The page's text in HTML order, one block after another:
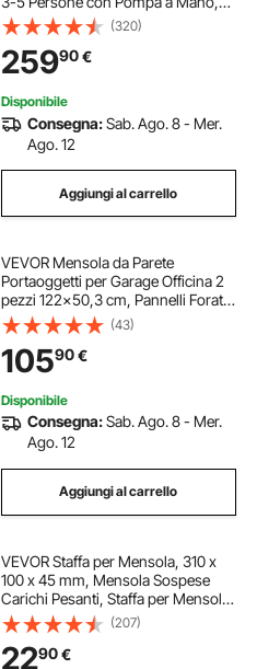
Tenda da Glamping 300D Oxford 4
Stagioni con Jack per Stufa, 2 Porte
e 2 Finestre a Rete, Borsa
Portaoggetti
(320)
25990€
Disponibile
Consegna:Sab. Ago. 8 - Mer.
Ago. 12
Aggiungi al carrello
VEVOR Mensola da Parete
Portaoggetti per Garage Officina 2
pezzi 122x50,3 cm, Pannelli Forati
Scaffale Portaoggetti 2 Ripiani
Carico Singolo 127 kg per
Lavanderia Cucina Officina, Nero
(43)
10590€
Disponibile
Consegna:Sab. Ago. 8 - Mer.
Ago. 12
Aggiungi al carrello
VEVOR Staffa per Mensola, 310 x
100 x 45 mm, Mensola Sospese
Carichi Pesanti, Staffa per Mensola
a L, Opaca Spessa 5 mm, Staffe
Mensola in Acciaio con Capacità di
Carico di 72,6 kg, Nero, 6 Pezzi
(207)
2290€